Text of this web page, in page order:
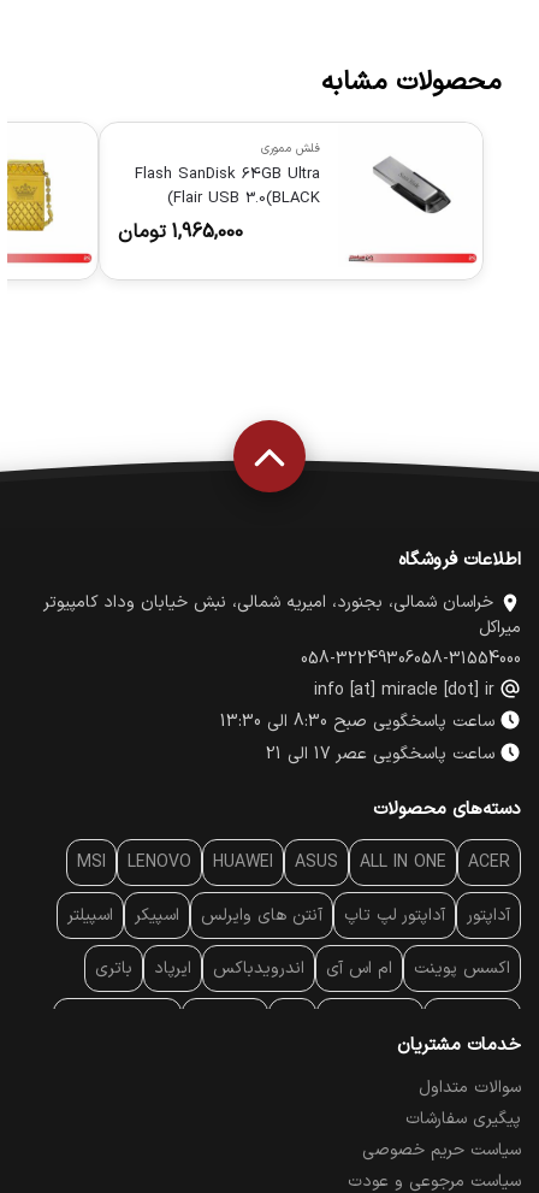
محصولات مشابه
فلش مموری
Flash SanDisk 64GB Ultra
Flair USB 3.0(BLACK)
1,965,000 تومان
اطلاعات فروشگاه
خراسان شمالی، بجنورد، امیریه شمالی، نبش خیابان وداد کامپیوتر
میراکل
058-31554000
058-32249306
info [at] miracle [dot] ir
ساعت پاسخگویی صبح 8:30 الی 13:30
ساعت پاسخگویی عصر 17 الی 21
دسته‌های محصولات
ACER
ALL IN ONE
ASUS
HUAWEI
LENOVO
MSI
آداپتور آداپتور لپ تاپ آنتن‌ های وایرلس اسپیکر اسپیلتر
اکسس پوینت ام اس آی اندرویدباکس ایرپاد باتری
پایه سقفی
پرده نمایش
تبلت و موبایل تجهیزات پسیو شبکه
خدمات مشتریان
سوالات متداول
پیگیری سفارشات
سیاست حریم خصوصی
سیاست مرجوعی و عودت